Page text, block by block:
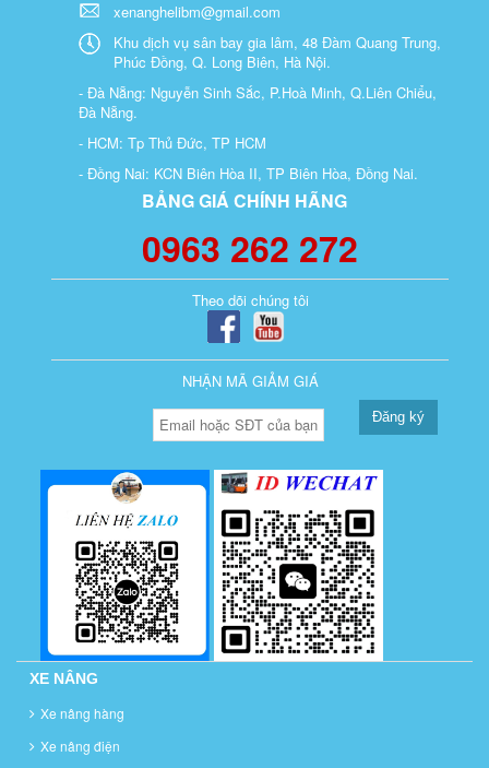
xenanghelibm@gmail.com
Khu dịch vụ sân bay gia lâm, 48 Đàm Quang Trung,
Phúc Đồng, Q. Long Biên, Hà Nội.
- Đà Nẵng: Nguyễn Sinh Sắc, P.Hoà Minh, Q.Liên Chiểu,
Đà Nẵng.
- HCM: Tp Thủ Đức, TP HCM
- Đồng Nai: KCN Biên Hòa II, TP Biên Hòa, Đồng Nai.
BẢNG GIÁ CHÍNH HÃNG
0963 262 272
Theo dõi chúng tôi
NHẬN MÃ GIẢM GIÁ
Đăng ký
XE NÂNG
Xe nâng hàng
Xe nâng điện